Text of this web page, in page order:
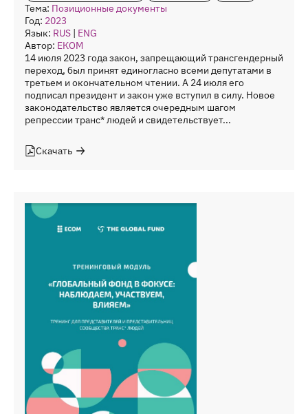
Тема: Позиционные документы
Год: 2023
Язык: RUS | ENG
Автор: ЕКОМ
14 июля 2023 года закон, запрещающий трансгендерный
переход, был принят единогласно всеми депутатами в
третьем и окончательном чтении. А 24 июля его
подписал президент и закон уже вступил в силу. Новое
законодательство является очередным шагом
репрессии транс* людей и свидетельствует...
Скачать